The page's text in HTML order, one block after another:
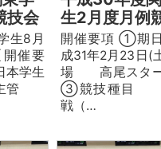
技会
生8月
催要
学生
主管
生2月度月例
開催要項 ①
成31年2月23日
場 高尾スター
③競技種目
戦（…